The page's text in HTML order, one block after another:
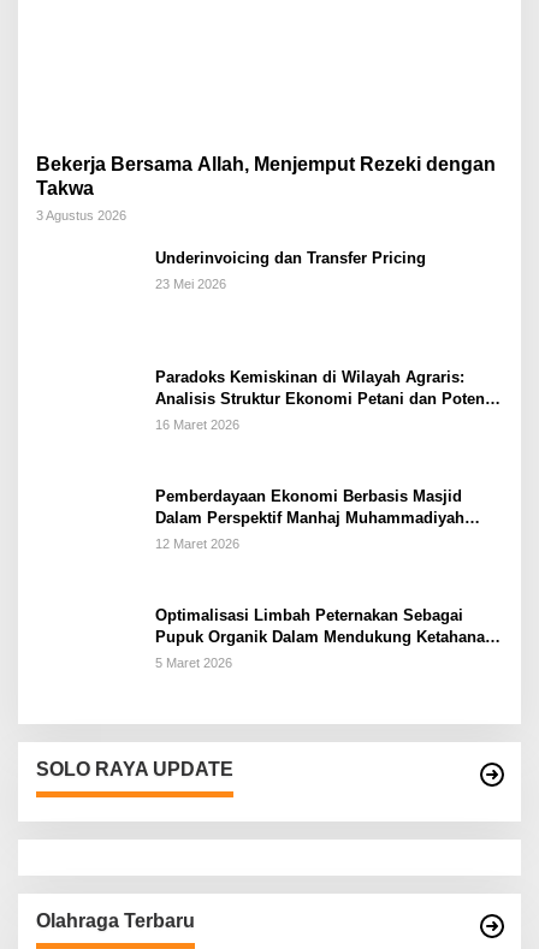
Bekerja Bersama Allah, Menjemput Rezeki dengan
Takwa
3 Agustus 2026
Underinvoicing dan Transfer Pricing
23 Mei 2026
Paradoks Kemiskinan di Wilayah Agraris:
Analisis Struktur Ekonomi Petani dan Potensi
Pemberdayaan Berbasis Masjid di Kabupaten
16 Maret 2026
Pemberdayaan Ekonomi Berbasis Masjid
Dalam Perspektif Manhaj Muhammadiyah
Untuk Penguatan Keluarga Sakinah di
12 Maret 2026
Optimalisasi Limbah Peternakan Sebagai
Pupuk Organik Dalam Mendukung Ketahanan
Pangan Rumah Tangga Petani di Kabupaten
5 Maret 2026
SOLO RAYA UPDATE
Olahraga Terbaru